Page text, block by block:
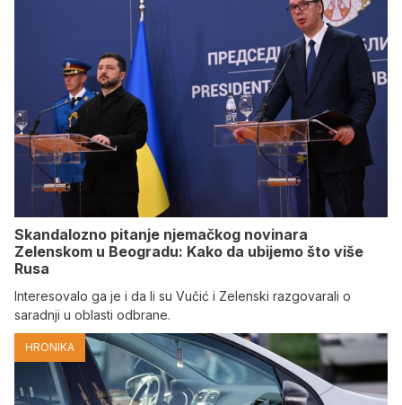
Skandalozno pitanje njemačkog novinara
Zelenskom u Beogradu: Kako da ubijemo što više
Rusa
Interesovalo ga je i da li su Vučić i Zelenski razgovarali o
saradnji u oblasti odbrane.
HRONIKA